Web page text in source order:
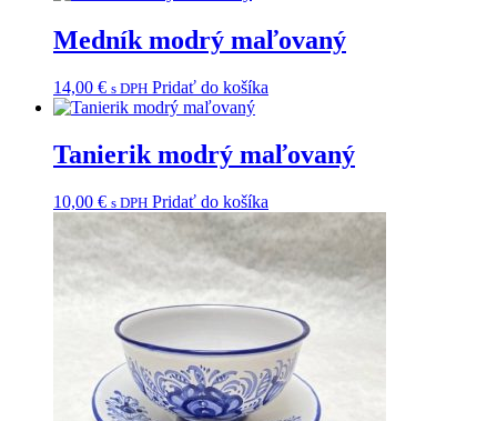
Medník modrý maľovaný
14,00 € s DPH Pridať do košíka
Tanierik modrý maľovaný
10,00 € s DPH Pridať do košíka